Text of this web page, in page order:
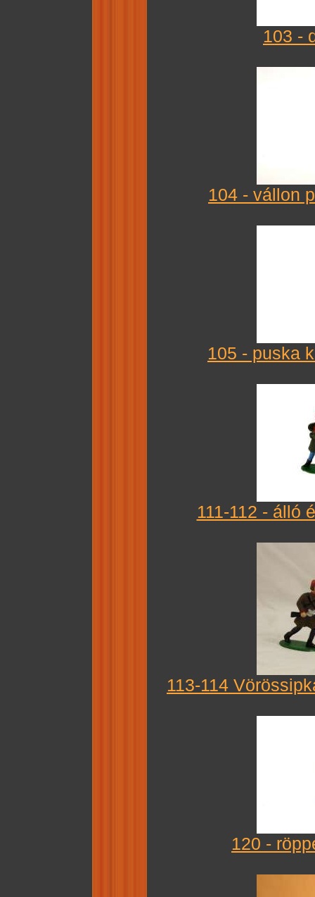
103 -
104 - vállon
105 - puska
111-112 - álló
113-114
120 -